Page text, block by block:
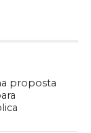
proposta